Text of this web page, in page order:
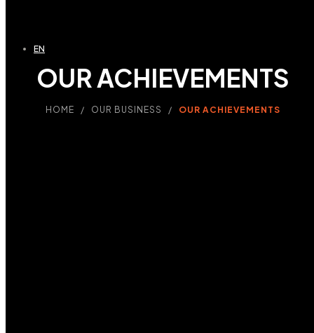
EN
OUR ACHIEVEMENTS
HOME / OUR BUSINESS / OUR ACHIEVEMENTS